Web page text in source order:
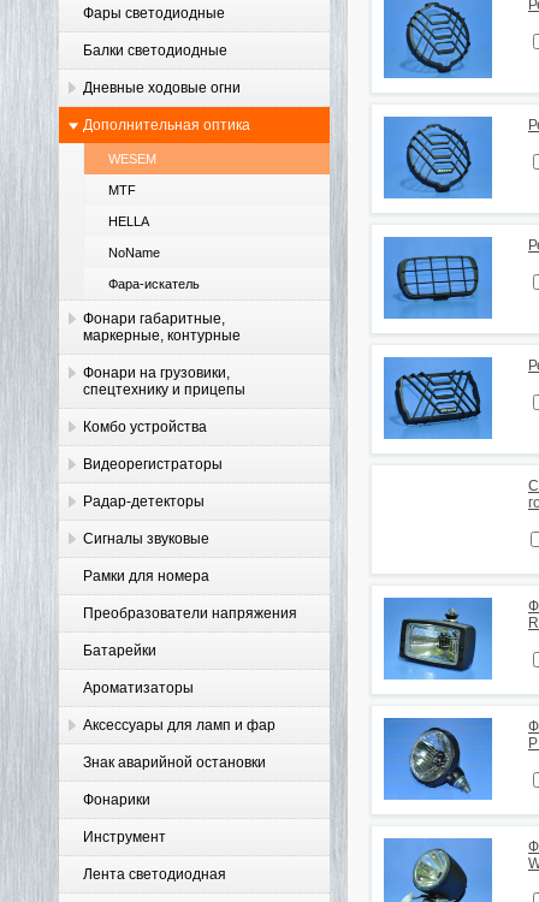
Фары светодиодные
Балки светодиодные
Дневные ходовые огни
Дополнительная оптика
WESEM
MTF
HELLA
NoName
Фара-искатель
Фонари габаритные,
маркерные, контурные
Фонари на грузовики,
спецтехнику и прицепы
Комбо устройства
Видеорегистраторы
Радар-детекторы
Сигналы звуковые
Рамки для номера
Преобразователи напряжения
Батарейки
Ароматизаторы
Аксессуары для ламп и фар
Знак аварийной остановки
Фонарики
Инструмент
Лента светодиодная